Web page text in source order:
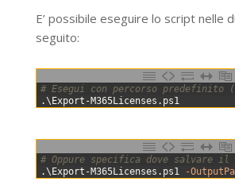
E’ possibile eseguire lo script nelle
seguito:
# Esegui con percorso predefinito
.\ Export-M365Licenses . ps1
# Oppure specifica dove salvare
.\ Export-M365Licenses . ps1 -